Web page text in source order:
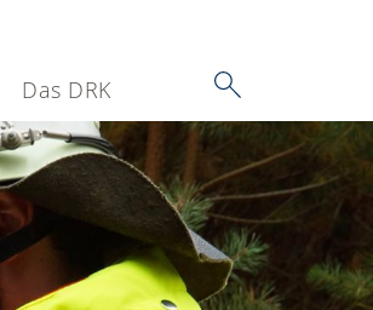
Das DRK